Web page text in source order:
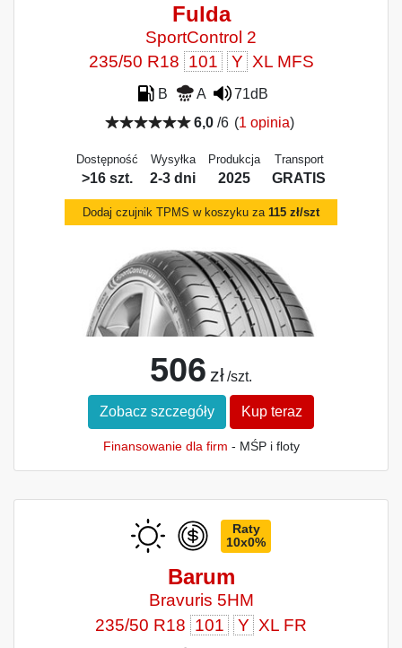
Fulda
SportControl 2
235/50 R18 101 Y XL MFS
B A
71dB
6,0/6 (1 opinia)
Dostępność
>16 szt.
Wysyłka
2-3 dni
Produkcja
2025
Transport
GRATIS
Dodaj czujnik TPMS w koszyku za 115 zł/szt
506 zł /szt.
Zobacz szczegóły Kup teraz
Finansowanie dla firm - MŚP i floty
Raty
10x0%
Barum
Bravuris 5HM
235/50 R18 101 Y XL FR